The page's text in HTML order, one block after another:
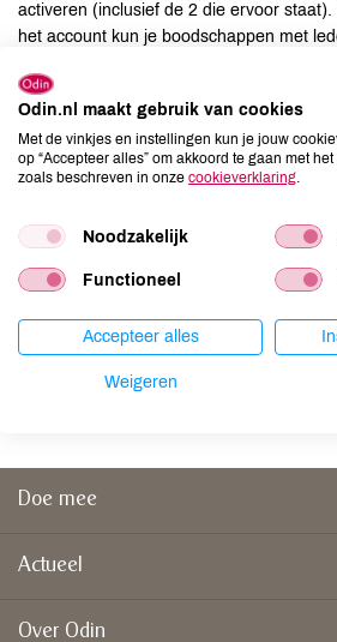
activeren (inclusief de 2 die ervoor
het account kun je boodschappen met
Antwoord niet gevonden?
Ons serviceteam helpt je graag
telefoon0345 575 154
e-mail service@odin.nl
Doe mee
Actueel
Over Odin
Odin.nl maakt gebruik van cookies
Met de vinkjes en instellingen kun je jouw
op “Accepteer alles” om akkoord te gaan met
zoals beschreven in onze cookieverklaring.
Noodzakelijk
Functioneel
Accepteer alles
Weigeren